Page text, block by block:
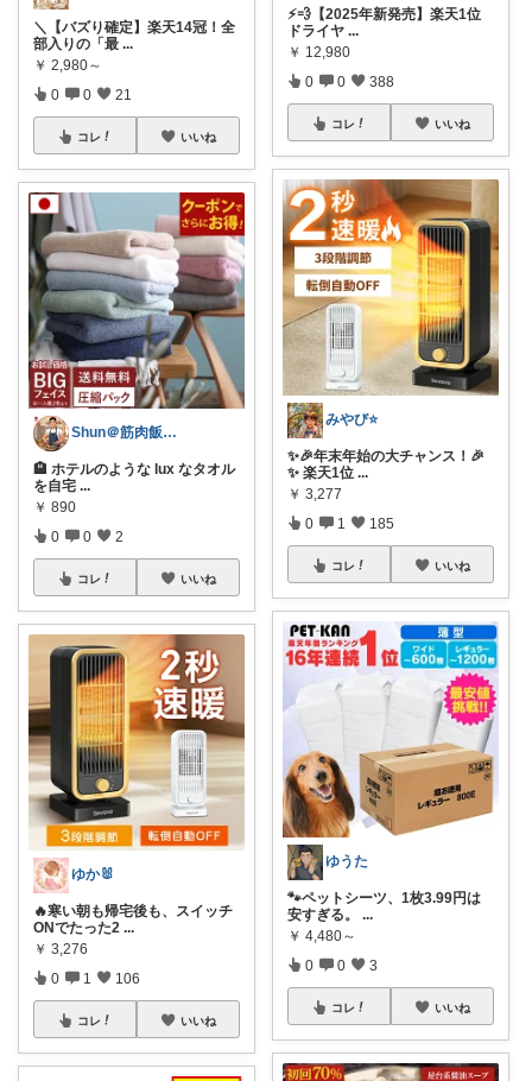
＼【バズり確定】楽天14冠！全
部入りの「最 ...
￥ 2,980～
0 0 21
コレ いいね
Shun＠筋肉飯と健康ライフ
🏨 ホテルのような lux なタオル
を自宅 ...
￥ 890
0 0 2
コレ いいね
ゆか🐰
🔥寒い朝も帰宅後も、スイッチ
ONでたった2 ...
￥ 3,276
0 1 106
コレ いいね
⚡️💨【2025年新発売】楽天1位
ドライヤ ...
￥ 12,980
0 0 388
コレ いいね
みやび⭐️
✨🎉年末年始の大チャンス！🎉
✨ 楽天1位 ...
￥ 3,277
0 1 185
コレ いいね
ゆうた
🐾ペットシーツ、1枚3.99円は
安すぎる。
...
￥ 4,480～
0 0 3
コレ いいね